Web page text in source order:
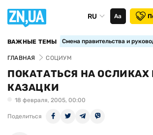
RU Аа
ВАЖНЫЕ ТЕМЫ Смена правительства и
ГЛАВНАЯ СОЦИУМ
ПОКАТАТЬСЯ НА ОСЛИКАХ
КАЗАЦКИ
18 февраля, 2005, 00:00
Поделиться